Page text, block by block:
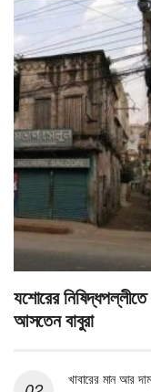
যশোরের
আসতেন বাবুরা
খাবারের মান আর